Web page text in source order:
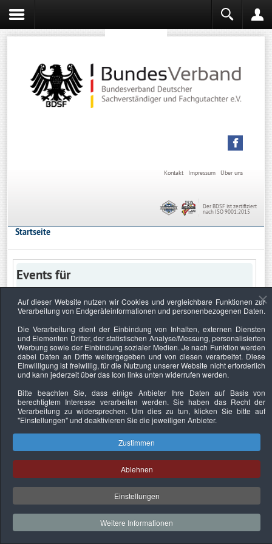
Über uns
Impressum
Kontakt
Der BDSF ist zertifiziert
nach ISO 9001:2015
Startseite
Events für
Keine Termine
Datenschutzerklärung Urheberrechtsnachweise Nachhaltigkeit
Copyright © 2026. Bundesverband Deutscher
Sachverständiger und Fachgutachter e.V..
Auf dieser Website nutzen wir Cookies und vergleichbare Funktionen zur
Verarbeitung von Endgeräteinformationen und personenbezogenen Daten.
Die Verarbeitung dient der Einbindung von Inhalten, externen Diensten
und Elementen Dritter, der statistischen Analyse/Messung, personalisierten
Werbung sowie der Einbindung sozialer Medien. Je nach Funktion werden
dabei Daten an Dritte weitergegeben und von diesen verarbeitet. Diese
Einwilligung ist freiwillig, für die Nutzung unserer Website nicht erforderlich
und kann jederzeit über das Icon links unten widerrufen werden.
Bitte beachten Sie, dass einige Anbieter Ihre Daten auf Basis von
berechtigtem Interesse verarbeiten werden. Sie haben das Recht der
Verarbeitung zu widersprechen. Um dies zu tun, klicken Sie bitte auf
"Einstellungen"und deaktivieren Sie die jeweiligen Anbieter.
Zustimmen
Ablehnen
Einstellungen
Weitere Informationen